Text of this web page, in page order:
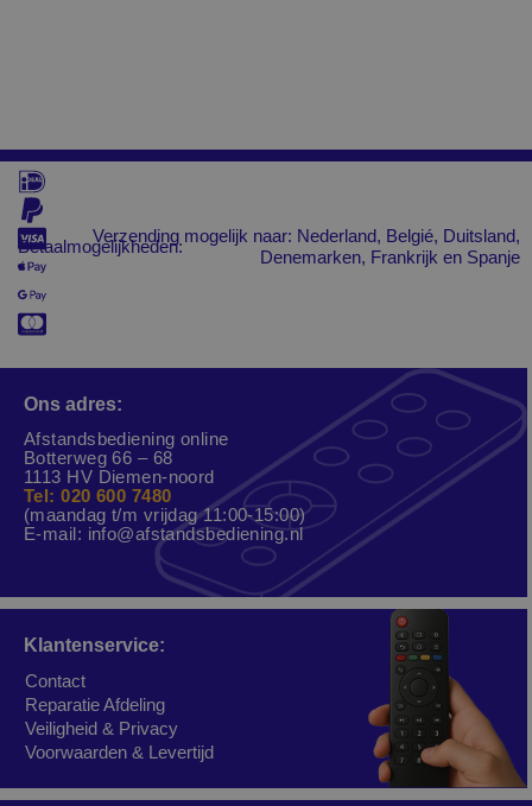
Betaalmogelijkheden:
Verzending mogelijk naar: Nederland, Belgié, Duitsland,
Denemarken, Frankrijk en Spanje
Ons adres:
Afstandsbediening online
Botterweg 66 – 68
1113 HV Diemen-noord
Tel: 020 600 7480
(maandag t/m vrijdag 11:00-15:00)
E-mail: info@afstandsbediening.nl
Klantenservice:
Contact
Reparatie Afdeling
Veiligheid & Privacy
Voorwaarden & Levertijd